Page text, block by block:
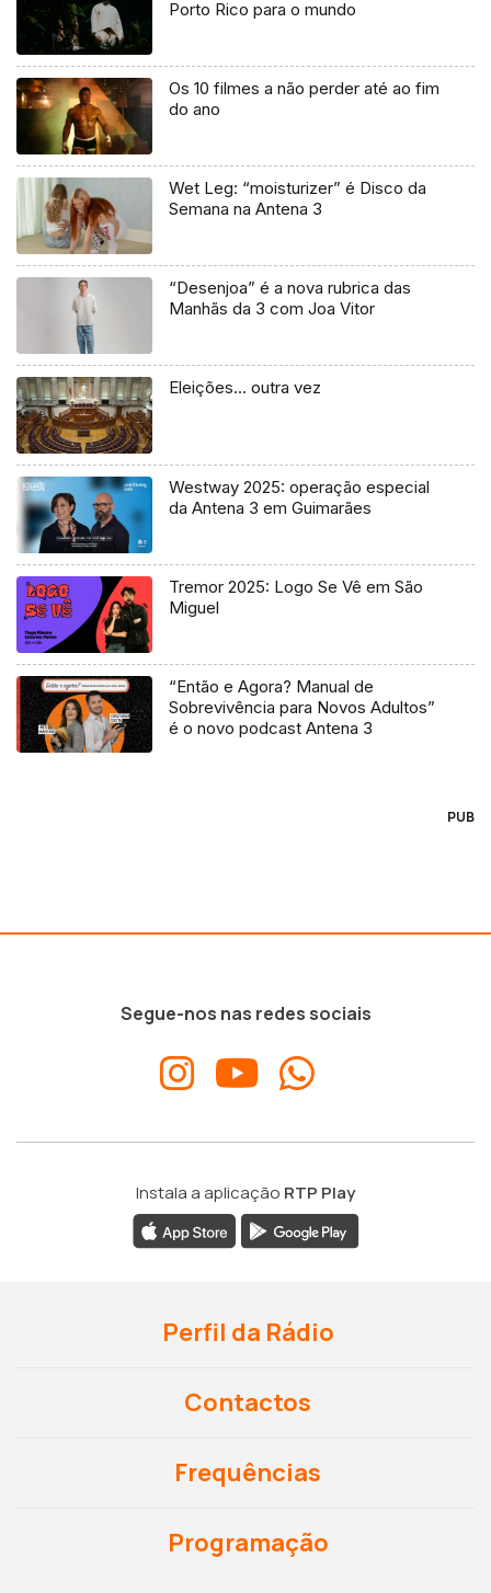
Porto Rico para o mundo
Os 10 filmes a não perder até ao fim
do ano
Wet Leg: “moisturizer” é Disco da
Semana na Antena 3
“Desenjoa” é a nova rubrica das
Manhãs da 3 com Joa Vitor
Eleições… outra vez
Westway 2025: operação especial
da Antena 3 em Guimarães
Tremor 2025: Logo Se Vê em São
Miguel
“Então e Agora? Manual de
Sobrevivência para Novos Adultos”
é o novo podcast Antena 3
PUB
Segue-nos nas redes sociais
Instala a aplicação RTP Play
Perfil da Rádio
Contactos
Frequências
Programação